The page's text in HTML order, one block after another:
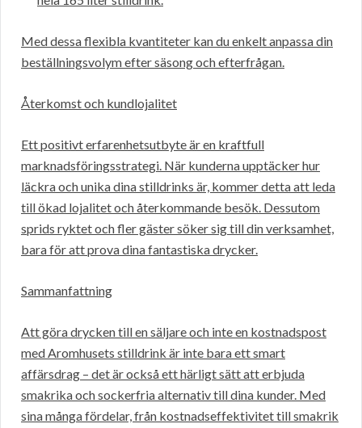
Med dessa flexibla kvantiteter kan du enkelt anpassa din
beställningsvolym efter säsong och efterfrågan.
Återkomst och kundlojalitet
Ett positivt erfarenhetsutbyte är en kraftfull
marknadsföringsstrategi. När kunderna upptäcker hur
läckra och unika dina stilldrinks är, kommer detta att leda
till ökad lojalitet och återkommande besök. Dessutom
sprids ryktet och fler gäster söker sig till din verksamhet,
bara för att prova dina fantastiska drycker.
Sammanfattning
Att göra drycken till en säljare och inte en kostnadspost
med Aromhusets stilldrink är inte bara ett smart
affärsdrag – det är också ett härligt sätt att erbjuda
smakrika och sockerfria alternativ till dina kunder. Med
sina många fördelar, från kostnadseffektivitet till smakrik